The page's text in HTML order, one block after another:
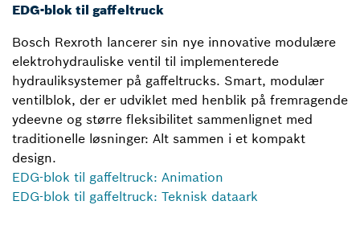
EDG-blok til gaffeltruck
Bosch Rexroth lancerer sin nye innovative modulære
elektrohydrauliske ventil til implementerede
hydrauliksystemer på gaffeltrucks. Smart, modulær
ventilblok, der er udviklet med henblik på fremragende
ydeevne og større fleksibilitet sammenlignet med
traditionelle løsninger: Alt sammen i et kompakt
design.
EDG-blok til gaffeltruck: Animation
EDG-blok til gaffeltruck: Teknisk dataark